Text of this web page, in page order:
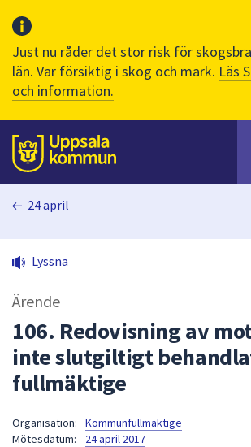
Just nu råder det stor risk för
län. Var försiktig i skog och mark. Läs
och information.
Till sidans
huvudinnehåll
på
24 april
Lyssna
Ärende
106. Redovisning av
inte slutgiltigt
fullmäktige
Organisation:
Kommunfullmäktige
Mötesdatum:
24 april 2017